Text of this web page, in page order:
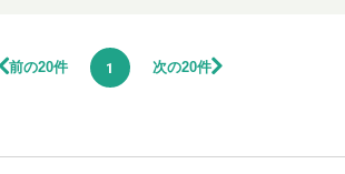
前の20件 1 次の20件